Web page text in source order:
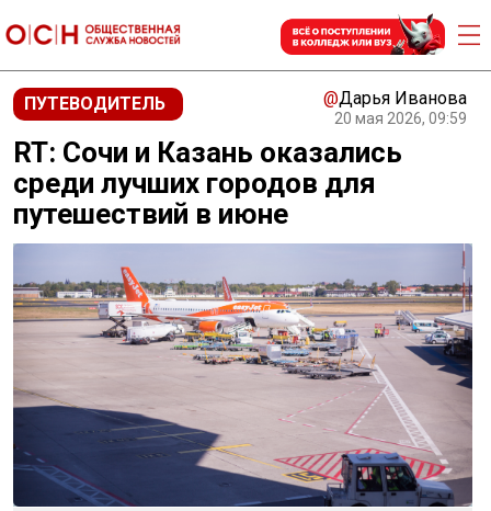
ПУТЕВОДИТЕЛЬ @Дарья Иванова
20 мая 2026, 09:59
RT: Сочи и Казань оказались
среди лучших городов для
путешествий в июне